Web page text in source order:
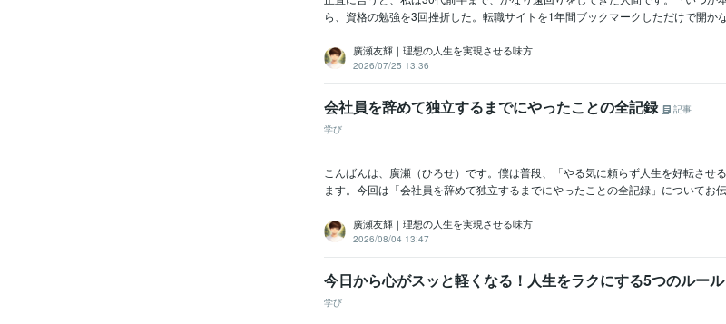
ら、資格の勉強を3回挫折した。転職サイトを1年間ブックマークしただけで開か
廣瀬友輝｜理想の人生を実現させる味方
2026/07/25 13:36
会社員を辞めて独立するまでにやったことの全記録
記事
学び
こんばんは、廣瀬（ひろせ）です。僕は普段、「やる気に頼らず人生を好転させ
ます。今回は「会社員を辞めて独立するまでにやったことの全記録」についてお
廣瀬友輝｜理想の人生を実現させる味方
2026/08/04 13:47
今日から心がスッと軽くなる！人生をラクにする5つのルール
学び